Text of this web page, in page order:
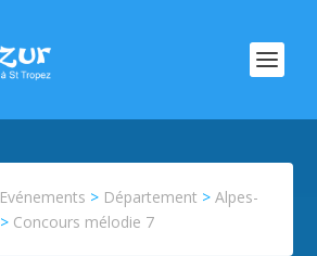
Evénements > Département >Alpes-
> Concours mélodie 7